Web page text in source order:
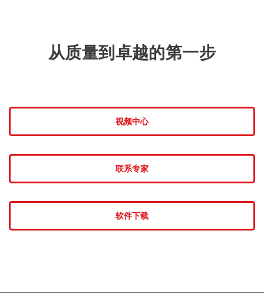
从质量到卓越的第一步
视频中心
联系专家
软件下载